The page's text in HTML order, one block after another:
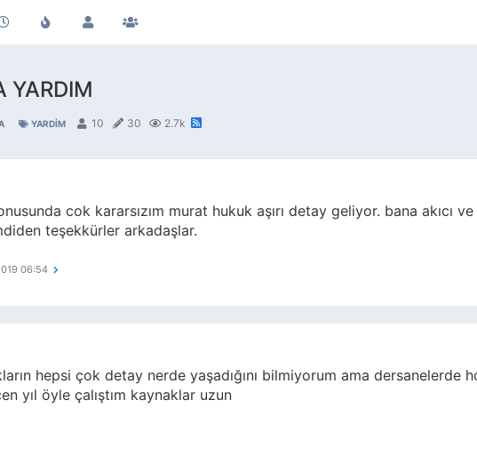
YARDIM
YARDIM 10 30 2.7k
cok kararsızım murat hukuk aşırı detay geliyor. bana akıcı
teşekkürler arkadaşlar.
06:54
hepsi çok detay nerde yaşadığını bilmiyorum ama
yıl öyle çalıştım kaynaklar uzun